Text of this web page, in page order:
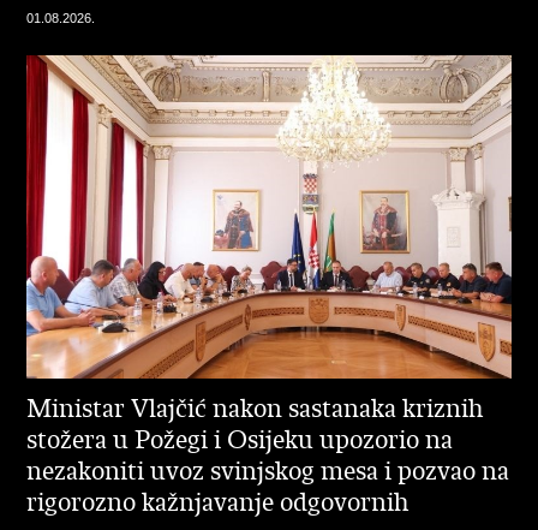
01.08.2026.
Ministar Vlajčić nakon sastanaka kriznih
stožera u Požegi i Osijeku upozorio na
nezakoniti uvoz svinjskog mesa i pozvao na
rigorozno kažnjavanje odgovornih